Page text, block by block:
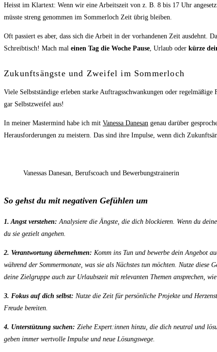
Heisst im Klartext: Wenn wir eine Arbeitszeit von z. B. 8 bis 17 Uhr
müsste streng genommen im Sommerloch Zeit übrig bleiben.
Oft passiert es aber, dass sich die Arbeit in der vorhandenen Zeit ausdehnt.
Schreibtisch! Mach mal einen Tag die Woche Pause, Urlaub oder kürze
Zukunftsängste und Zweifel im Sommerloch
Viele Selbstständige erleben starke Auftragsschwankungen oder
gar Selbstzweifel aus!
In meiner Mastermind habe ich mit Vanessa Danesan genau darüber
Herausforderungen zu meistern. Das sind ihre Impulse, wenn dich
Vanessas Danesan, Berufscoach und Bewerbungstrainerin
So gehst du mit negativen Gefühlen um
1. Angst verstehen:Analysiere die Ängste, die dich blockieren. Wenn du
du sie gezielt angehen.
2. Verantwortung übernehmen: Komm ins Tun und bewerbe dein Angebot
während der Sommermonate, was sie als Nächstes tun möchten. Nutze
deine Zielgruppe auch zur Urlaubszeit mit relevanten Themen ansprechen,
3. Fokus auf dich selbst: Nutze die Zeit für persönliche Projekte und
Freude bereiten.
4. Unterstützung suchen: Ziehe Expert:innen hinzu, die dich neutral und
geben immer wertvolle Impulse und neue Lösungswege.